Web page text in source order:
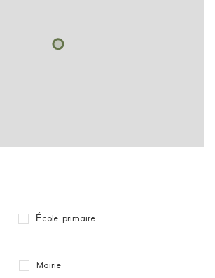
École primaire
Mairie